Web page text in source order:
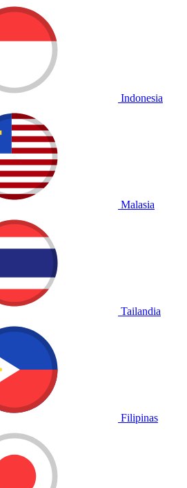
Indonesia
Malasia
Tailandia
Filipinas